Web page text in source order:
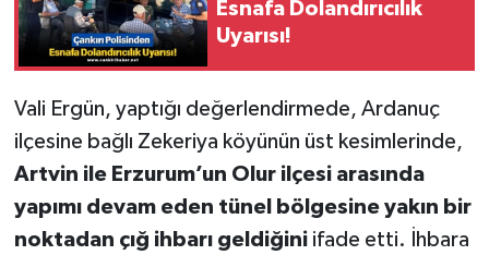
Esnafa Dolandırıcılık
Uyarısı!
Vali Ergün, yaptığı değerlendirmede, Ardanuç
ilçesine bağlı Zekeriya köyünün üst kesimlerinde,
Artvin ile Erzurum’un Olur ilçesi arasında
yapımı devam eden tünel bölgesine yakın bir
noktadan çığ ihbarı geldiğiniifade etti. İhbara